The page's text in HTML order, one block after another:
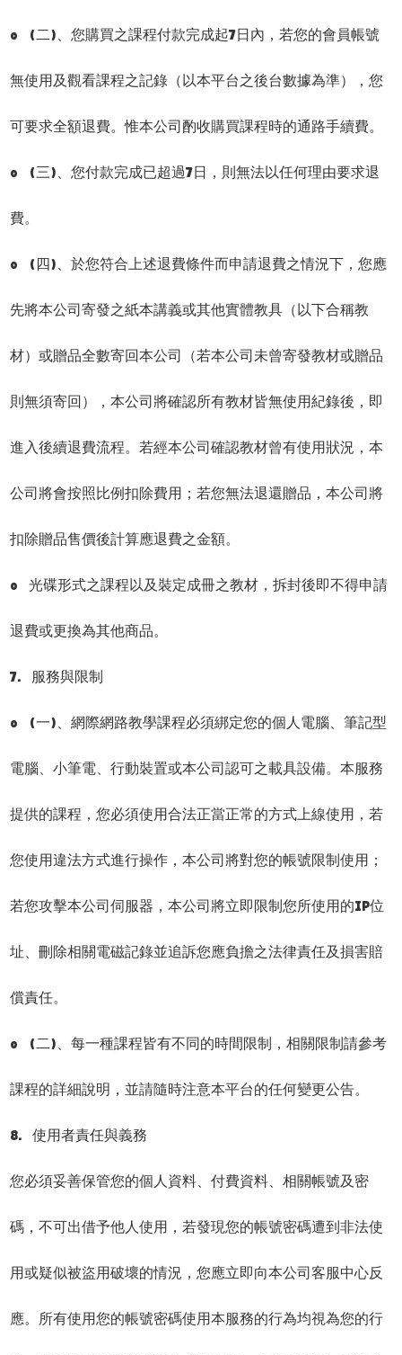
o (二)、您購買之課程付款完成起7日內，若您的會員帳號
無使用及觀看課程之記錄（以本平台之後台數據為準），您
可要求全額退費。惟本公司酌收購買課程時的通路手續費。
o (三)、您付款完成已超過7日，則無法以任何理由要求退
費。
o (四)、於您符合上述退費條件而申請退費之情況下，您應
先將本公司寄發之紙本講義或其他實體教具（以下合稱教
材）或贈品全數寄回本公司（若本公司未曾寄發教材或贈品
則無須寄回），本公司將確認所有教材皆無使用紀錄後，即
進入後續退費流程。若經本公司確認教材曾有使用狀況，本
公司將會按照比例扣除費用；若您無法退還贈品，本公司將
扣除贈品售價後計算應退費之金額。
o 光碟形式之課程以及裝定成冊之教材，拆封後即不得申請
退費或更換為其他商品。
7. 服務與限制
o (一)、網際網路教學課程必須綁定您的個人電腦、筆記型
電腦、小筆電、行動裝置或本公司認可之載具設備。本服務
提供的課程，您必須使用合法正當正常的方式上線使用，若
您使用違法方式進行操作，本公司將對您的帳號限制使用；
若您攻擊本公司伺服器，本公司將立即限制您所使用的IP位
址、刪除相關電磁記錄並追訴您應負擔之法律責任及損害賠
償責任。
o (二)、每一種課程皆有不同的時間限制，相關限制請參考
課程的詳細說明，並請隨時注意本平台的任何變更公告。
8. 使用者責任與義務
您必須妥善保管您的個人資料、付費資料、相關帳號及密
碼，不可出借予他人使用，若發現您的帳號密碼遭到非法使
用或疑似被盜用破壞的情況，您應立即向本公司客服中心反
應。所有使用您的帳號密碼使用本服務的行為均視為您的行